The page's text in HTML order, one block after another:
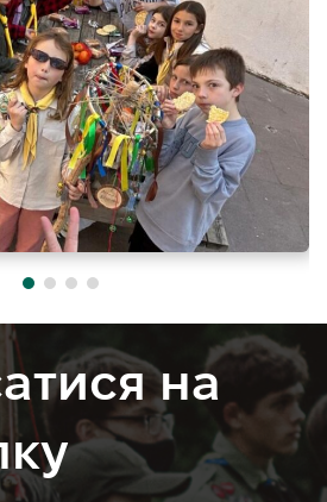
на